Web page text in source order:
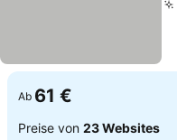
Ab 61 €
Preise von 23 Websites